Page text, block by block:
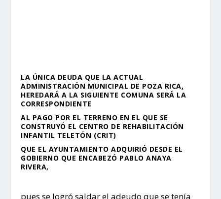
LA ÚNICA DEUDA QUE LA ACTUAL
ADMINISTRACIÓN MUNICIPAL DE POZA RICA,
HEREDARÁ A LA SIGUIENTE COMUNA SERÁ LA
CORRESPONDIENTE
AL PAGO POR EL TERRENO EN EL QUE SE
CONSTRUYÓ EL CENTRO DE REHABILITACIÓN
INFANTIL TELETÓN (CRIT)
QUE EL AYUNTAMIENTO ADQUIRIÓ DESDE EL
GOBIERNO QUE ENCABEZÓ PABLO ANAYA
RIVERA,
pues se logró saldar el adeudo que se tenía